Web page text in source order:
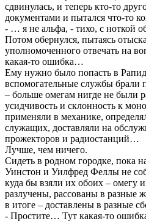
сдвинулась, и теперь кто-то
документами и пытался что-то
- … я не альфа, - тихо, с ноткой
Потом обернулся, пытаясь
уполномоченного отвечать на
какая-то ошибка…
Ему нужно было попасть в
вспомогательные службы брали
– больше омегам нигде не были
усидчивость и склонность к
применяли в механике,
служащих, доставляли на
прожекторов и радиостанций…
Лучше, чем ничего.
Сидеть в родном городке, пока
Уинстон и Уилфред Феллы не
куда бы взяли их обоих – омегу
разлучены, рассованы в разные
в итоге – доставлены в разные
- Простите… Тут какая-то